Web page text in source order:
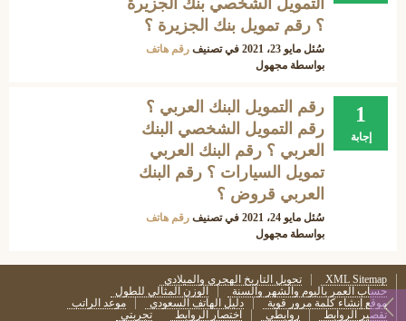
؟ رقم تمويل بنك الجزيرة ؟
سُئل مايو 23، 2021 في تصنيف رقم هاتف
بواسطة مجهول
1
إجابة
رقم التمويل البنك العربي ؟
رقم التمويل الشخصي البنك
العربي ؟ رقم البنك العربي
تمويل السيارات ؟ رقم البنك
العربي قروض ؟
سُئل مايو 24، 2021 في تصنيف رقم هاتف
بواسطة مجهول
XML Sitemap
تحويل التاريخ الهجري والميلادي
حساب العمر باليوم والشهر والسنة
الوزن المثالي للطول
موقع إنشاء كلمة مرور قوية
دليل الهاتف السعودي
موعد الراتب
تقصير الروابط
روابطي اختصار الروابط تجربتي